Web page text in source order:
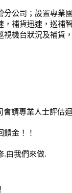
分公司；設置專業
，補貨迅速，巡補
機台狀況及補貨
請專業人士評估迴
金！！
.由我們來做.